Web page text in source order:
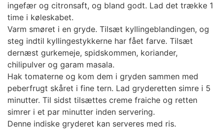
ingefær og citronsaft, og bland godt. Lad det trække 1
time i køleskabet.
Varm smøret i en gryde. Tilsæt kyllingeblandingen, og
steg indtil kyllingestykkerne har fået farve. Tilsæt
dernæst gurkemeje, spidskommen, koriander,
chilipulver og garam masala.
Hak tomaterne og kom dem i gryden sammen med
peberfrugt skåret i fine tern. Lad gryderetten simre i 5
minutter. Til sidst tilsættes creme fraiche og retten
simrer i et par minutter inden servering.
Denne indiske gryderet kan serveres med ris.